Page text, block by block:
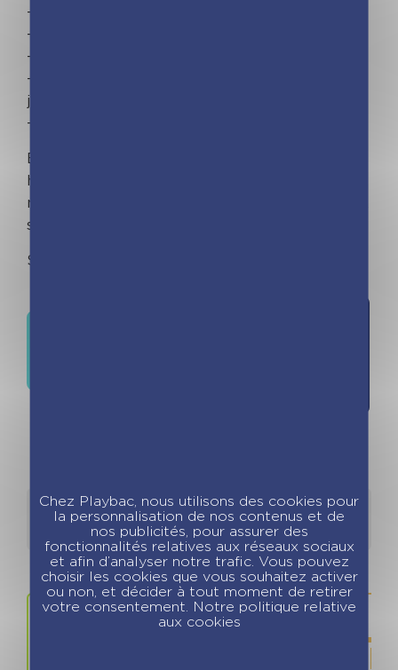
– Un bloc de listes de courses
– L'emploi du temps des enfants
– Une fiche de numéros utiles
– Des cadres photo de formats différents et de
jolis aimants pour décorer votre frigo
– Un crayon à papier
Et toujours une qualité IRRÉPROCHABLE sans
hausse de prix : maxi aimant (le + gros du
marché !), colle super forte pour tenir les blocs,
support maxi solide et finitions soignées !
S'organiser n'a jamais été aussi simple !
Détails Auteurs
Chez Playbac, nous utilisons des cookies pour
la personnalisation de nos contenus et de
nos publicités, pour assurer des
fonctionnalités relatives aux réseaux sociaux
et afin d’analyser notre trafic. Vous pouvez
choisir les cookies que vous souhaitez activer
ou non, et décider à tout moment de retirer
votre consentement. Notre politique relative
aux cookies